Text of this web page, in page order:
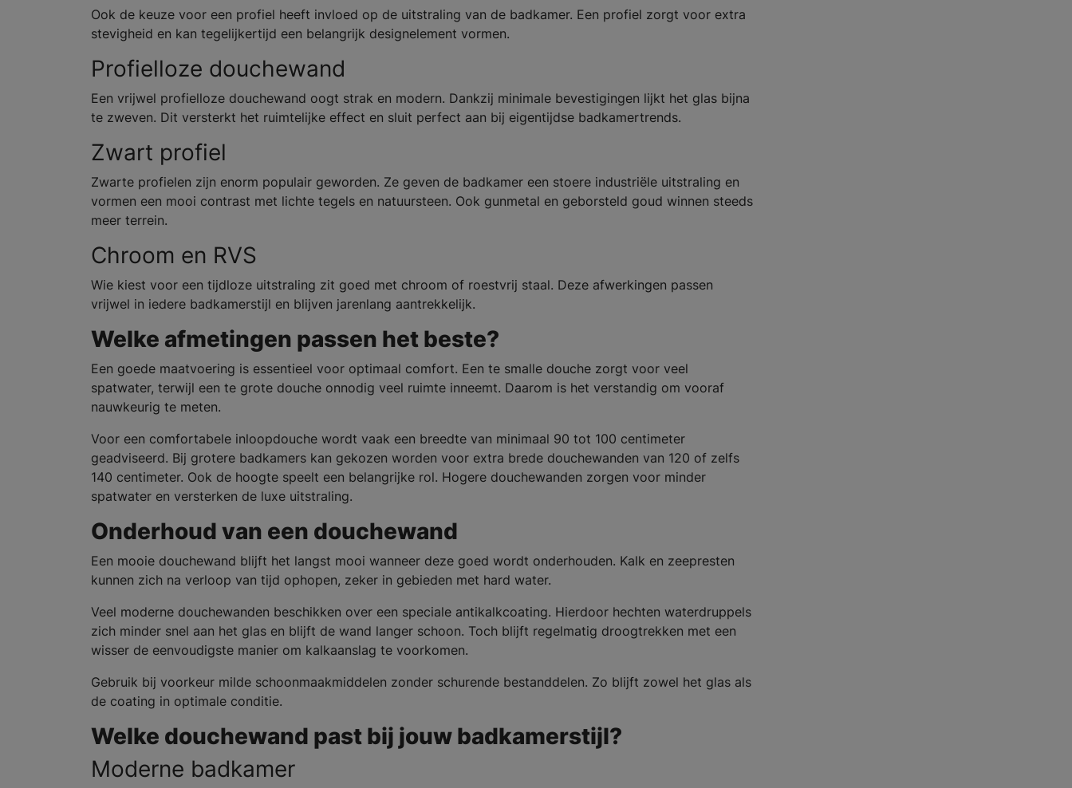
Ook de keuze voor een profiel heeft invloed op de uitstraling van de badkamer. Een profiel zorgt voor extra
stevigheid en kan tegelijkertijd een belangrijk designelement vormen.
Profielloze douchewand
Een vrijwel profielloze douchewand oogt strak en modern. Dankzij minimale bevestigingen lijkt het glas bijna
te zweven. Dit versterkt het ruimtelijke effect en sluit perfect aan bij eigentijdse badkamertrends.
Zwart profiel
Zwarte profielen zijn enorm populair geworden. Ze geven de badkamer een stoere industriële uitstraling en
vormen een mooi contrast met lichte tegels en natuursteen. Ook gunmetal en geborsteld goud winnen steeds
meer terrein.
Chroom en RVS
Wie kiest voor een tijdloze uitstraling zit goed met chroom of roestvrij staal. Deze afwerkingen passen
vrijwel in iedere badkamerstijl en blijven jarenlang aantrekkelijk.
Welke afmetingen passen het beste?
Een goede maatvoering is essentieel voor optimaal comfort. Een te smalle douche zorgt voor veel
spatwater, terwijl een te grote douche onnodig veel ruimte inneemt. Daarom is het verstandig om vooraf
nauwkeurig te meten.
Voor een comfortabele inloopdouche wordt vaak een breedte van minimaal 90 tot 100 centimeter
geadviseerd. Bij grotere badkamers kan gekozen worden voor extra brede douchewanden van 120 of zelfs
140 centimeter. Ook de hoogte speelt een belangrijke rol. Hogere douchewanden zorgen voor minder
spatwater en versterken de luxe uitstraling.
Onderhoud van een douchewand
Een mooie douchewand blijft het langst mooi wanneer deze goed wordt onderhouden. Kalk en zeepresten
kunnen zich na verloop van tijd ophopen, zeker in gebieden met hard water.
Veel moderne douchewanden beschikken over een speciale antikalkcoating. Hierdoor hechten waterdruppels
zich minder snel aan het glas en blijft de wand langer schoon. Toch blijft regelmatig droogtrekken met een
wisser de eenvoudigste manier om kalkaanslag te voorkomen.
Gebruik bij voorkeur milde schoonmaakmiddelen zonder schurende bestanddelen. Zo blijft zowel het glas als
de coating in optimale conditie.
Welke douchewand past bij jouw badkamerstijl?
Moderne badkamer